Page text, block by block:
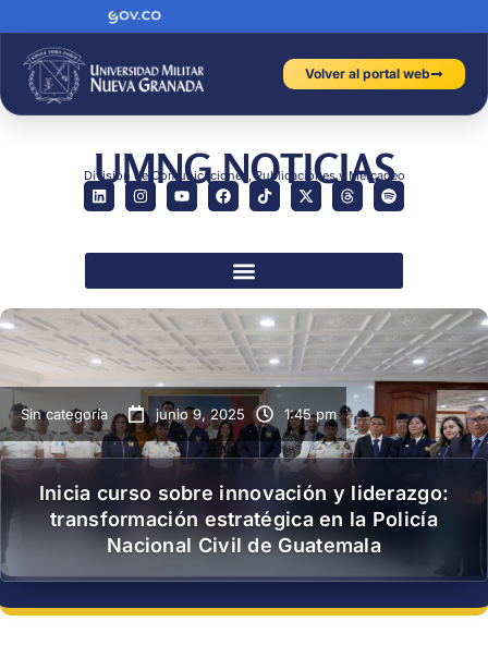
Volver al portal web
UMNG NOTICIAS
División de Comunicaciones, Publicaciones y Mercadeo
Sin categoría junio 9, 2025 1:45 pm
Inicia curso sobre innovación y liderazgo:
transformación estratégica en la Policía
Nacional Civil de Guatemala